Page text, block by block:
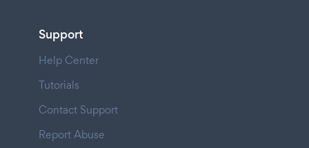
Support
Help Center
Tutorials
Contact Support
Report Abuse